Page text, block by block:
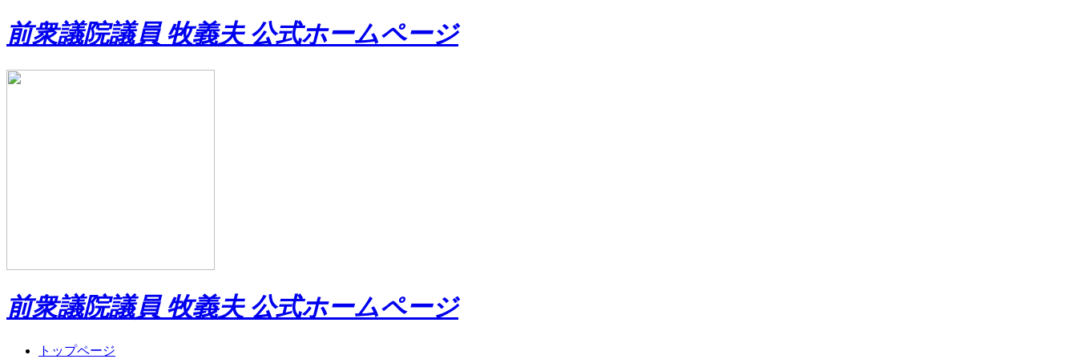
前衆議院議員 牧義夫 公式ホームページ
前衆議院議員 牧義夫 公式ホームページ
トップページ